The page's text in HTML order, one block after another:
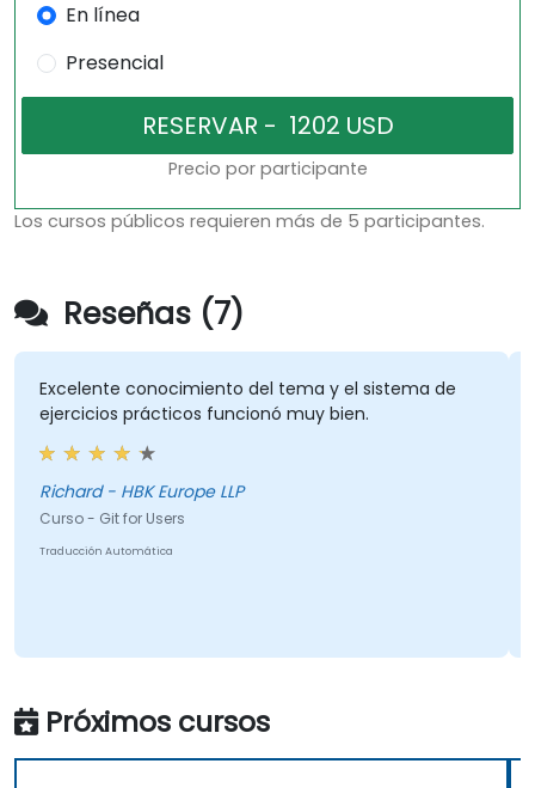
En línea
Presencial
Precio por participante
Los cursos públicos requieren más de 5 participantes.
Reseñas (7)
Excelente conocimiento del tema y el sistema de
ejercicios prácticos funcionó muy bien.
Richard - HBK Europe LLP
Curso - Git for Users
Traducción Automática
Próximos cursos